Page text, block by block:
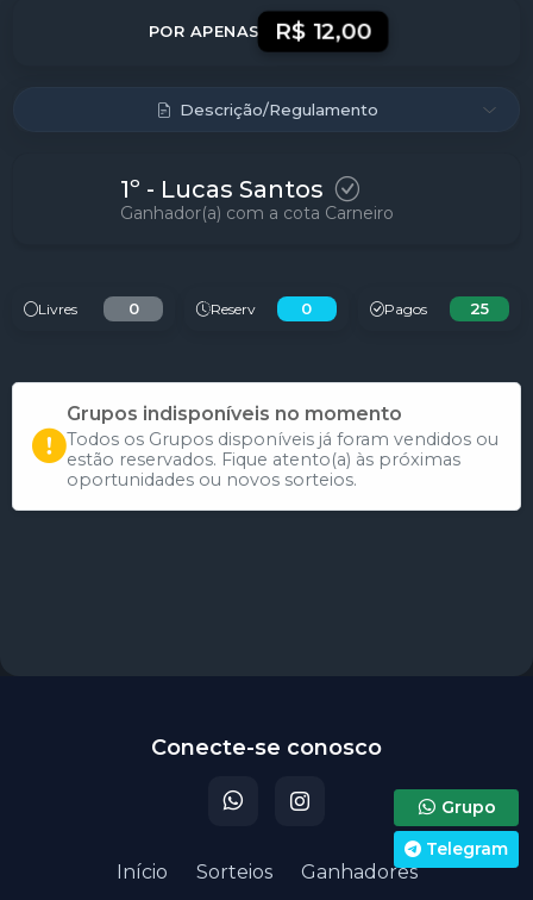
POR APENAS R$ 12,00
Descrição/Regulamento
1º - Lucas Santos
Ganhador(a) com a cota Carneiro
Livres 0 Reserv 0 Pagos 25
Grupos indisponíveis no momento
Todos os Grupos disponíveis já foram vendidos ou
estão reservados. Fique atento(a) às próximas
oportunidades ou novos sorteios.
Grupo
Telegram
Conecte-se conosco
Início Sorteios Ganhadores